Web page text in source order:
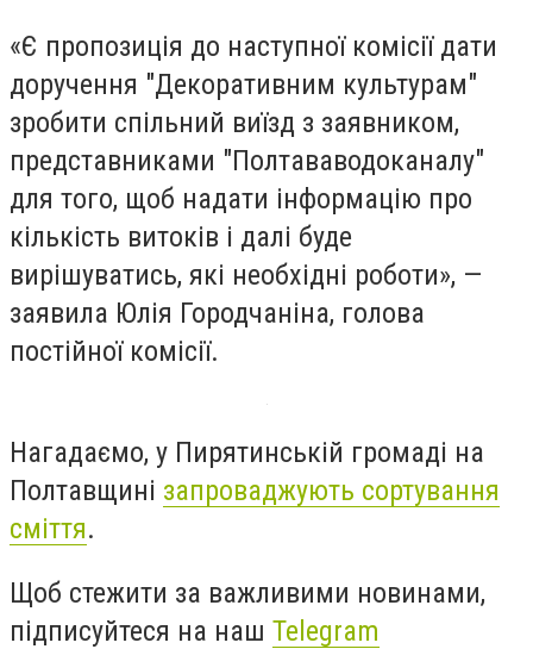
«Є пропозиція до наступної комісії дати
доручення "Декоративним культурам"
зробити спільний виїзд з заявником,
представниками "Полтававодоканалу"
для того, щоб надати інформацію про
кількість витоків і далі буде
вирішуватись, які необхідні роботи», —
заявила Юлія Городчаніна, голова
постійної комісії.
Нагадаємо, у Пирятинській громаді на
Полтавщині запроваджують сортування
сміття.
Щоб стежити за важливими новинами,
підписуйтеся на наш Telegram